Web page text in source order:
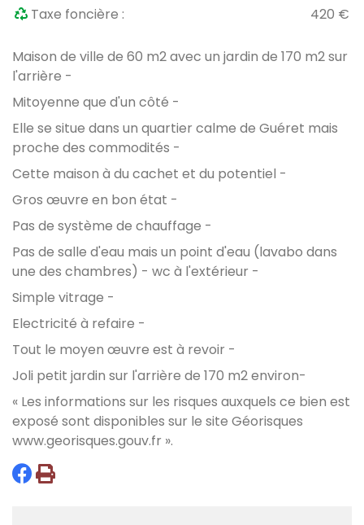
Taxe foncière :
420 €
Maison de ville de 60 m2 avec un jardin de 170 m2 sur
l'arrière -
Mitoyenne que d'un côté -
Elle se situe dans un quartier calme de Guéret mais
proche des commodités -
Cette maison à du cachet et du potentiel -
Gros œuvre en bon état -
Pas de système de chauffage -
Pas de salle d'eau mais un point d'eau (lavabo dans
une des chambres) - wc à l'extérieur -
Simple vitrage -
Electricité à refaire -
Tout le moyen œuvre est à revoir -
Joli petit jardin sur l'arrière de 170 m2 environ-
« Les informations sur les risques auxquels ce bien est
exposé sont disponibles sur le site Géorisques
www.georisques.gouv.fr ».